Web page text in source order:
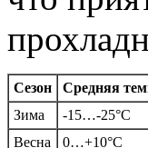
Сезон Средняя
Зима
-15…-25°C
Весна
0…+10°C